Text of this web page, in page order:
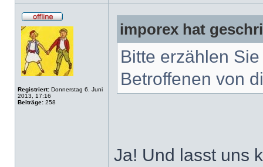
Registriert: Donnerstag 6. Juni
2013, 17:16
Beiträge: 258
imporex hat
Bitte erzählen
Betroffenen von
Ja! Und lasst uns